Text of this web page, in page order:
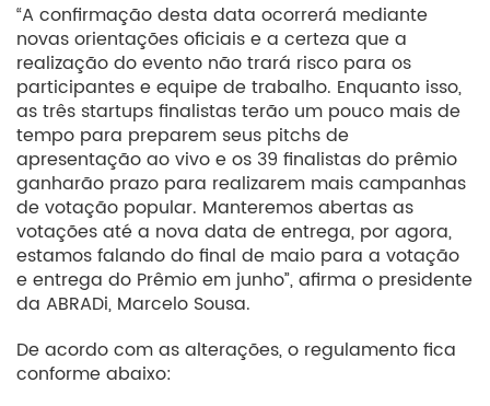
“A confirmação desta data ocorrerá mediante
novas orientações oficiais e a certeza que a
realização do evento não trará risco para os
participantes e equipe de trabalho. Enquanto isso,
as três startups finalistas terão um pouco mais de
tempo para preparem seus pitchs de
apresentação ao vivo e os 39 finalistas do prêmio
ganharão prazo para realizarem mais campanhas
de votação popular. Manteremos abertas as
votações até a nova data de entrega, por agora,
estamos falando do final de maio para a votação
e entrega do Prêmio em junho”, afirma o presidente
da ABRADi, Marcelo Sousa.
De acordo com as alterações, o regulamento fica
conforme abaixo: